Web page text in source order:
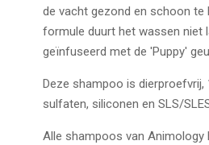
de vacht gezond en schoon te
formule duurt het wassen niet
geïnfuseerd met de 'Puppy'
Deze shampoo is dierproefvrij,
sulfaten, siliconen en SLS/
Alle shampoos van Animology